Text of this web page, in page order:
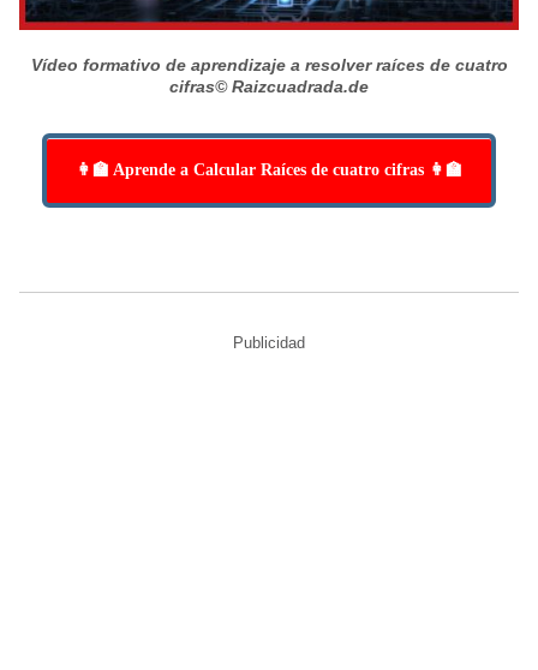
Vídeo formativo de aprendizaje a resolver raíces de cuatro
cifras© Raizcuadrada.de
👩‍🏫 Aprende a Calcular Raíces de cuatro cifras 👩‍🏫
Publicidad